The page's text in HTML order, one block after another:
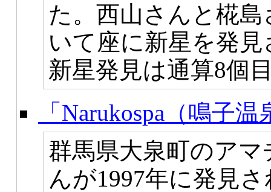
た。西山さんと椛
いて座に新星を発
新星発見は通算8個
「Narukospa（鳴子
群馬県大泉町のア
んが1997年に発見